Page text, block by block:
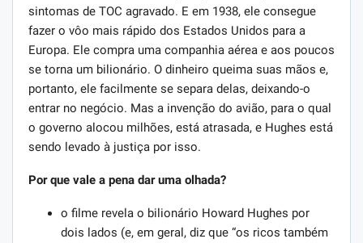
sintomas de TOC agravado. E em 1938, ele consegue
fazer o vôo mais rápido dos Estados Unidos para a
Europa. Ele compra uma companhia aérea e aos poucos
se torna um bilionário. O dinheiro queima suas mãos e,
portanto, ele facilmente se separa delas, deixando-o
entrar no negócio. Mas a invenção do avião, para o qual
o governo alocou milhões, está atrasada, e Hughes está
sendo levado à justiça por isso.
Por que vale a pena dar uma olhada?
o filme revela o bilionário Howard Hughes por
dois lados (e, em geral, diz que “os ricos também